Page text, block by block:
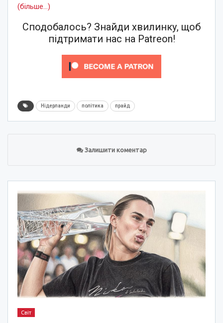
(більше…)
Сподобалось? Знайди хвилинку, щоб
підтримати нас на Patreon!
Нідерланди політика прайд
Залишити коментар
Світ